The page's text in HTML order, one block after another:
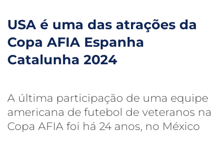
USA é uma das atrações da
Copa AFIA Espanha
Catalunha 2024
A última participação de uma equipe
americana de futebol de veteranos na
Copa AFIA foi há 24 anos, no México